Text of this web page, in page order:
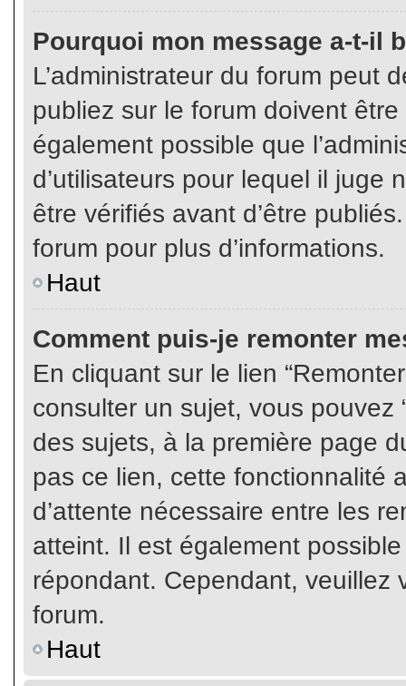
Pourquoi mon message a-t-il
L’administrateur du forum peut
publiez sur le forum doivent
également possible que
d’utilisateurs pour lequel il juge
être vérifiés avant d’être
forum pour plus d’informations.
Haut
Comment puis-je remonter
En cliquant sur le lien
consulter un sujet, vous pouvez
des sujets, à la première page
pas ce lien, cette fonctionnalité
d’attente nécessaire entre les
atteint. Il est également
répondant. Cependant, veuillez
forum.
Haut